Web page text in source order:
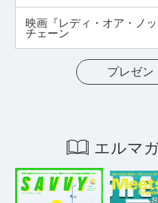
映画『レディ・オア・ノ
チェーン
プレゼン
エルマ